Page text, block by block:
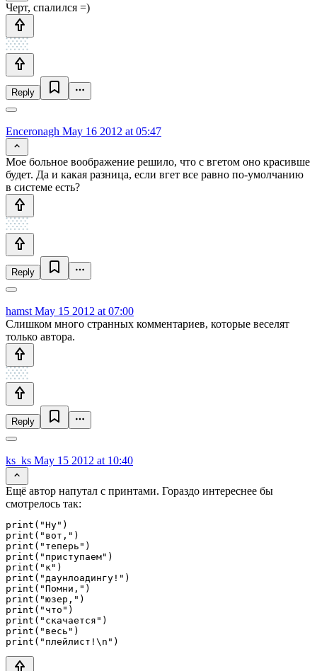
Черт, спалился =)
Reply
Enceronagh May 16 2012 at 05:47
Мое больное воображение решило, что с вгетом оно красивше
будет. Да и какая разница, если вгет все равно по-умолчанию
в системе есть?
Reply
hamst May 15 2012 at 07:00
Слишком много странных комментариев, которые веселят
только автора.
Reply
ks_ks May 15 2012 at 10:40
Ещё автор напутал с принтами. Гораздо интереснее бы
смотрелось так:
print("Ну")
print("вот,")
print("теперь")
print("приступаем")
print("к")
print("даунлоадингу!")
print("Помни,")
print("юзер,")
print("что")
print("скачается")
print("весь")